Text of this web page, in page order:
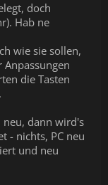
doch
Hab ne
wie sie sollen,
die Tasten
neu, dann wird's
- nichts, PC neu
und neu